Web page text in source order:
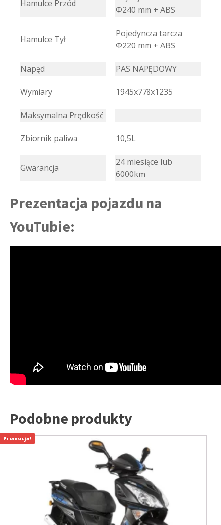
Hamulce Przód
Φ240 mm + ABS
Hamulce Tył
Pojedyncza tarcza
Φ220 mm + ABS
Napęd PAS NAPĘDOWY
Wymiary 1945x778x1235
Maksymalna Prędkość
Zbiornik paliwa 10,5L
Gwarancja
24 miesiące lub
6000km
Prezentacja pojazdu na
YouTubie:
Podobne produkty
Promocja!